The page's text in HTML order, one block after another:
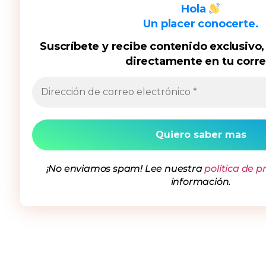
Hola
Un placer conocerte.
Suscríbete y recibe contenido
directamente en tu
¡No enviamos spam! Lee nuestra política de
información.